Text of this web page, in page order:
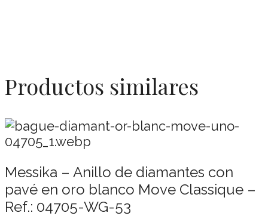
Productos similares
Messika – Anillo de diamantes con
pavé en oro blanco Move Classique –
Ref.: 04705-WG-53